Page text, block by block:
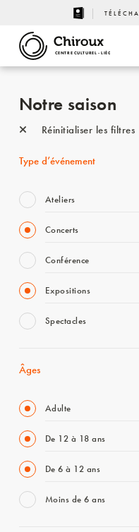
CENTRE CULTUREL - LIÈGE
Notre saison
Réinitialiser les filtres
Type d’événement
Ateliers
Concerts
Conférence
Expositions
Spectacles
Âges
Adulte
De 12 à 18 ans
De 6 à 12 ans
Moins de 6 ans